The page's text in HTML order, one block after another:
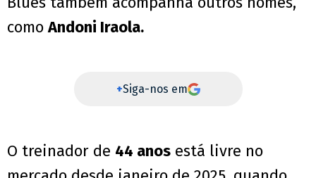
comoAndoni Iraola.
+Siga-nos em
O treinador de 44 anos está livre no